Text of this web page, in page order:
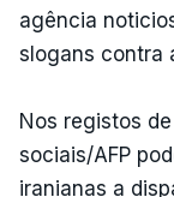
agência
slogans contra
Nos registos
sociais/AFP
iranianas a